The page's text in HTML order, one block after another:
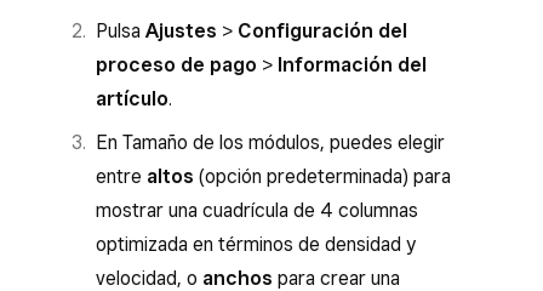
Pulsa Ajustes > Configuración del
proceso de pago > Información del
artículo.
En Tamaño de los módulos, puedes elegir
entre altos (opción predeterminada) para
mostrar una cuadrícula de 4 columnas
optimizada en términos de densidad y
velocidad, o anchos para crear una